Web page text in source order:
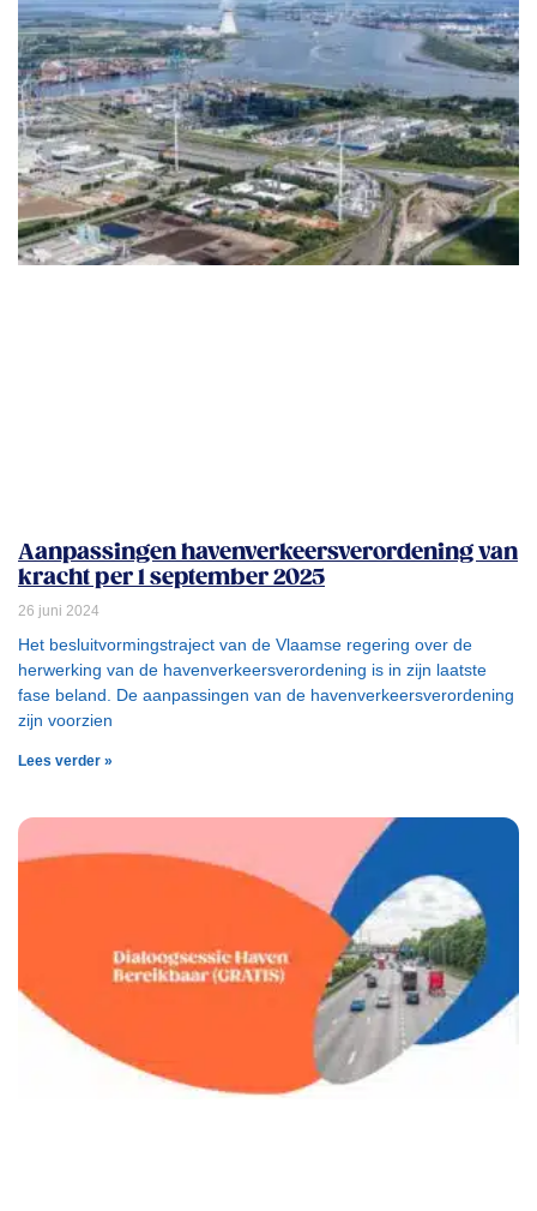
Aanpassingen havenverkeersverordening van
kracht per 1 september 2025
26 juni 2024
Het besluitvormingstraject van de Vlaamse regering over de
herwerking van de havenverkeersverordening is in zijn laatste
fase beland. De aanpassingen van de havenverkeersverordening
zijn voorzien
Lees verder »